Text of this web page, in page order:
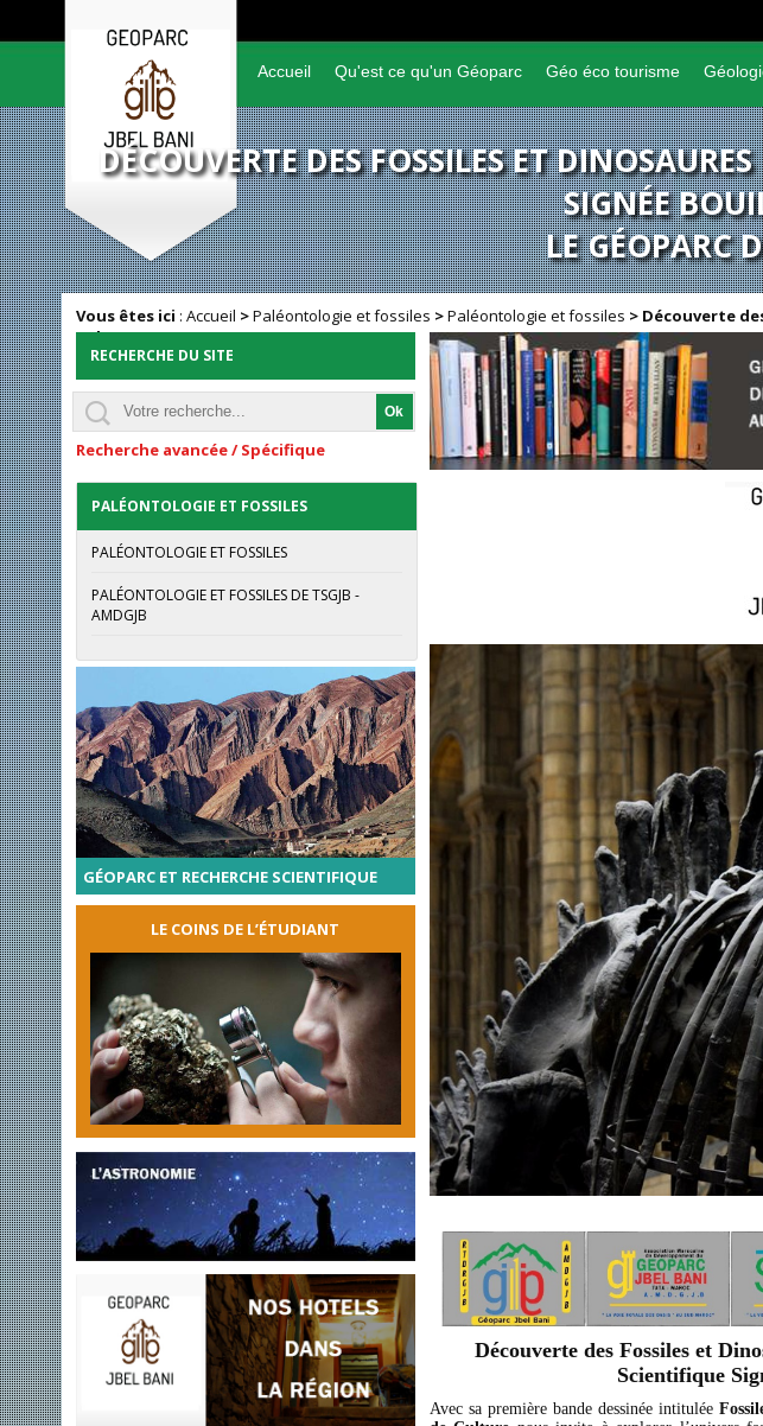
Accueil Qu'est ce qu'un Géoparc Géo éco tourisme
DÉCOUVERTE DES FOSSILES ET
SIGNÉE
LE GÉOPARC
Vous êtes ici :Accueil >Paléontologie et fossiles >Paléontologie et fossiles > Découverte
Culture
Découverte des Fossiles et
Scientifique
Avec sa première bande dessinée intitulée
RECHERCHE DU SITE
Recherche avancée / Spécifique
PALÉONTOLOGIE ET FOSSILES
PALÉONTOLOGIE ET FOSSILES
PALÉONTOLOGIE ET FOSSILES DE TSGJB -
AMDGJB
GÉOPARC ET RECHERCHE SCIENTIFIQUE
LE COINS DE L’ÉTUDIANT